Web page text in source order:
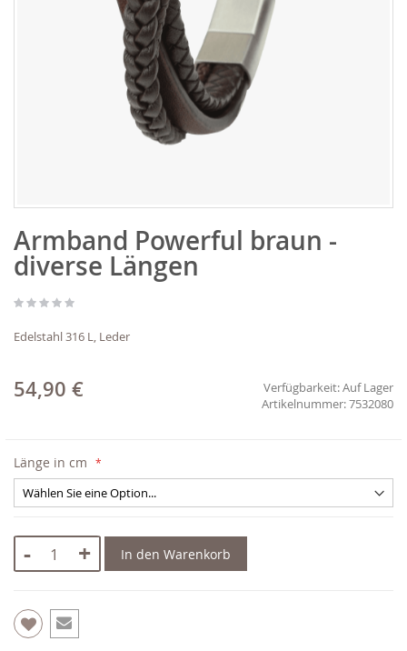
Anfang
der
Bildgalerie
Armband Powerful braun -
diverse Längen
Edelstahl 316 L, Leder
54,90 € Verfügbarkeit:Auf Lager
7532080
Länge in cm
- + In den Warenkorb